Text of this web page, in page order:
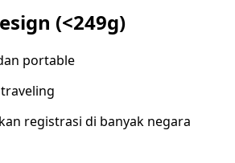
(<249g)
portable
registrasi di banyak negara